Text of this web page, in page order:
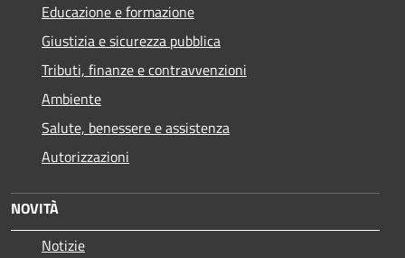
Educazione e formazione
Giustizia e sicurezza pubblica
Tributi, finanze e contravvenzioni
Ambiente
Salute, benessere e assistenza
Autorizzazioni
NOVITÀ
Notizie